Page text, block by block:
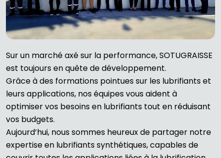
Sur un marché axé sur la performance, SOTUGRAISSE
est toujours en quête de développement.
Grâce à des formations pointues sur les lubrifiants et
leurs applications, nos équipes vous aident à
optimiser vos besoins en lubrifiants tout en réduisant
vos budgets.
Aujourd’hui, nous sommes heureux de partager notre
expertise en lubrifiants synthétiques, capables de